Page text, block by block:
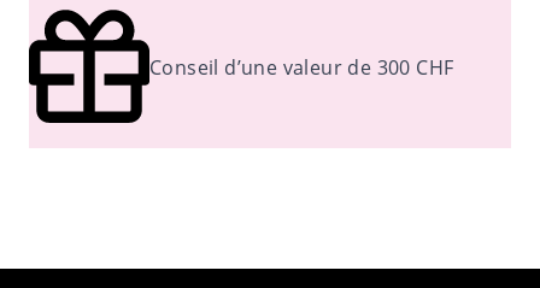
Conseil d’une valeur de 300 CHF